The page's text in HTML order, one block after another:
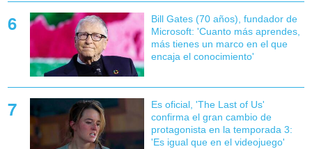
Bill Gates (70 años), fundador de
Microsoft: 'Cuanto más aprendes,
más tienes un marco en el que
encaja el conocimiento'
Es oficial, 'The Last of Us'
confirma el gran cambio de
protagonista en la temporada 3:
'Es igual que en el videojuego'